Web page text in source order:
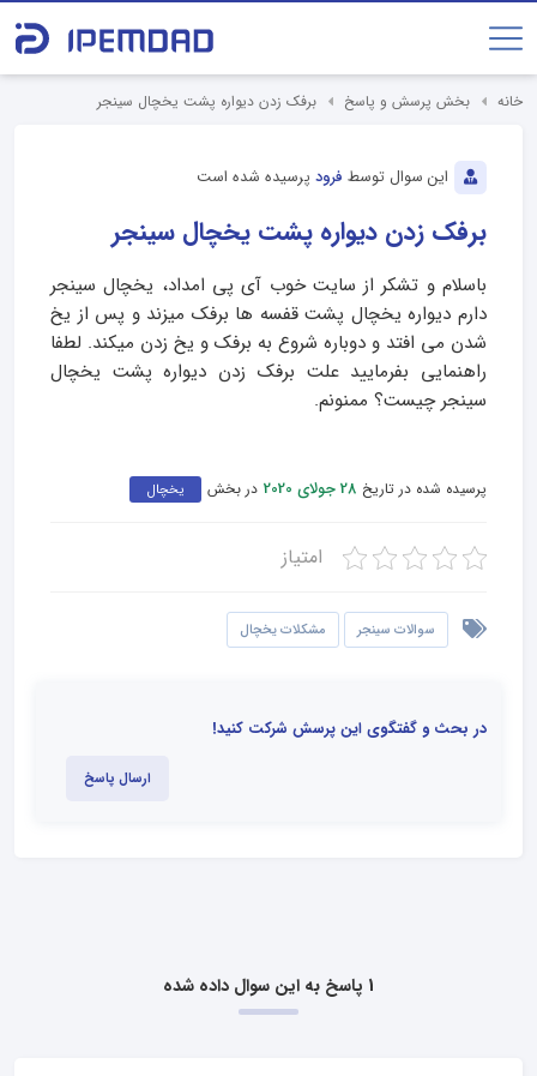
خانه بخش پرسش و پاسخ برفک زدن دیواره پشت یخچال سینجر
این سوال توسط فرود پرسیده شده است
برفک زدن دیواره پشت یخچال سینجر
باسلام و تشکر از سایت خوب آی پی امداد، یخچال سینجر
دارم دیواره یخچال پشت قفسه ها برفک میزند و پس از یخ
شدن می افتد و دوباره شروع به برفک و یخ زدن میکند. لطفا
راهنمایی بفرمایید علت برفک زدن دیواره پشت یخچال
سینجر چیست؟ ممنونم.
پرسیده شده در تاریخ 28 جولای 2020 در بخش یخچال
امتیاز
سوالات سینجر مشکلات یخچال
در بحث و گفتگوی این پرسش شرکت کنید!
ارسال پاسخ
1 پاسخ به این سوال داده شده